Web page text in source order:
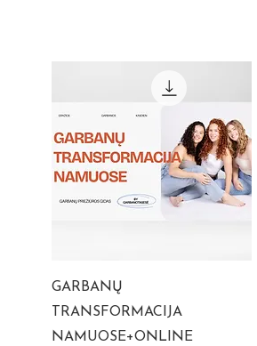
GARBANŲ
TRANSFORMACIJA
NAMUOSE+ONLINE